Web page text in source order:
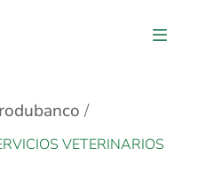
VETERINARIOS